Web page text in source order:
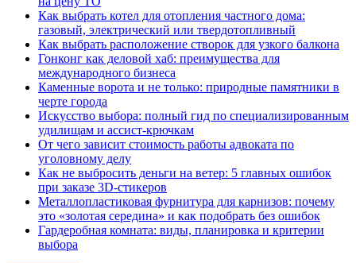
Как выбрать котел для отопления частного дома:
газовый, электрический или твердотопливный
Как выбрать расположение створок для узкого балкона
Гонконг как деловой хаб: преимущества для
международного бизнеса
Каменные ворота и не только: природные памятники в
черте города
Искусство выбора: полный гид по специализированным
удилищам и ассист-крючкам
От чего зависит стоимость работы адвоката по
уголовному делу
Как не выбросить деньги на ветер: 5 главных ошибок
при заказе 3D-стикеров
Металлопластиковая фурнитура для карнизов: почему
это «золотая середина» и как подобрать без ошибок
Гардеробная комната: виды, планировка и критерии
выбора